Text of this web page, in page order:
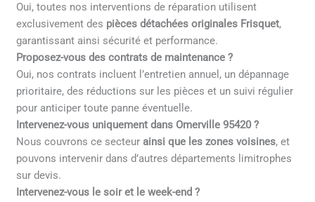
Oui, toutes nos interventions de réparation utilisent
exclusivement des pièces détachées originales Frisquet,
garantissant ainsi sécurité et performance.
Proposez-vous des contrats de maintenance ?
Oui, nos contrats incluent l’entretien annuel, un dépannage
prioritaire, des réductions sur les pièces et un suivi régulier
pour anticiper toute panne éventuelle.
Intervenez-vous uniquement dans Omerville 95420 ?
Nous couvrons ce secteur ainsi que les zones voisines, et
pouvons intervenir dans d’autres départements limitrophes
sur devis.
Intervenez-vous le soir et le week-end ?